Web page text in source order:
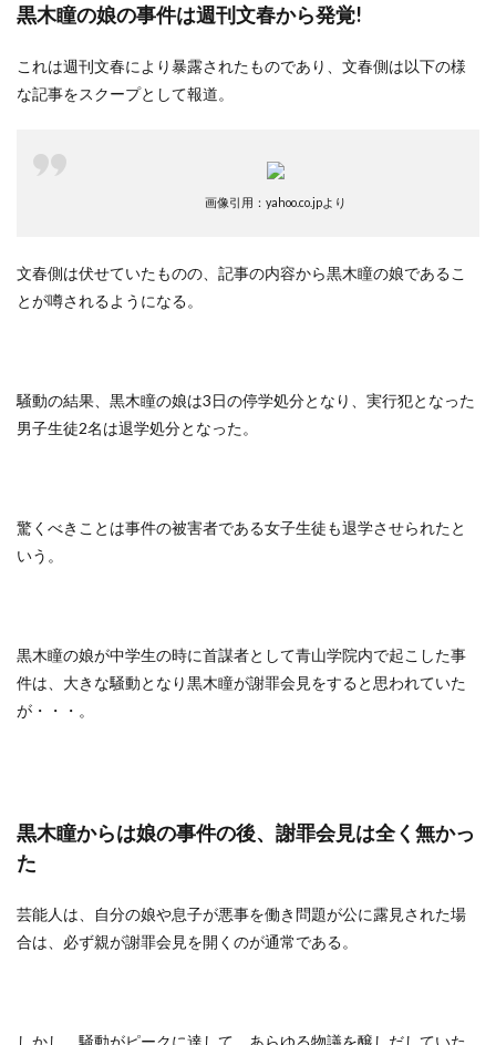
黒木瞳の娘の事件は週刊文春から発覚!
これは週刊文春により暴露されたものであり、文春側は以下の様
な記事をスクープとして報道。
画像引用：yahoo.co.jpより
文春側は伏せていたものの、記事の内容から黒木瞳の娘であるこ
とが噂されるようになる。
騒動の結果、黒木瞳の娘は3日の停学処分となり、実行犯となった
男子生徒2名は退学処分となった。
驚くべきことは事件の被害者である女子生徒も退学させられたと
いう。
黒木瞳の娘が中学生の時に首謀者として青山学院内で起こした事
件は、大きな騒動となり黒木瞳が謝罪会見をすると思われていた
が・・・。
黒木瞳からは娘の事件の後、謝罪会見は全く無かっ
た
芸能人は、自分の娘や息子が悪事を働き問題が公に露見された場
合は、必ず親が謝罪会見を開くのが通常である。
しかし、騒動がピークに達して、あらゆる物議を醸しだしていた